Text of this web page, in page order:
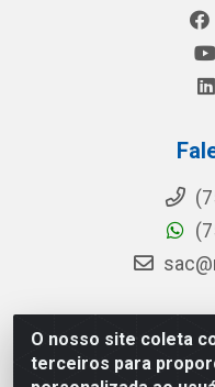
O nosso site coleta
terceiros para
Mercante
Feira de